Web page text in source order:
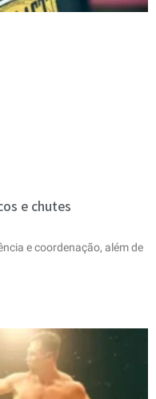
e chutes
e coordenação, além de